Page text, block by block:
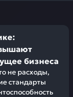
бизнеса
не расходы,
стандарты